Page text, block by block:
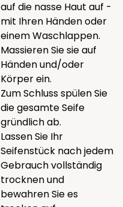
auf die nasse Haut auf -
mit Ihren Händen oder
einemWaschlappen.
Massieren Sie sie auf
Händen und/oder
Körper ein.
Zum Schluss spülen Sie
die gesamte Seife
gründlich ab.
Lassen Sie Ihr
Seifenstück nach jedem
Gebrauch vollständig
trocknen und
bewahren Sie es